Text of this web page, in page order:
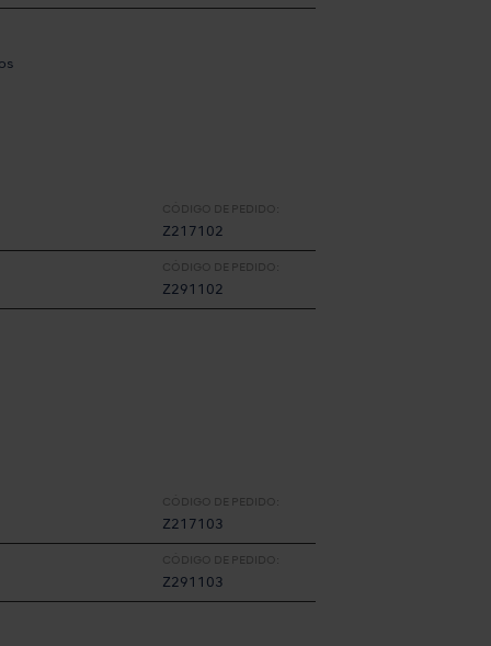
CÓDIGO DE PEDIDO:
Z217102
CÓDIGO DE PEDIDO:
Z291102
CÓDIGO DE PEDIDO:
Z217103
CÓDIGO DE PEDIDO:
Z291103